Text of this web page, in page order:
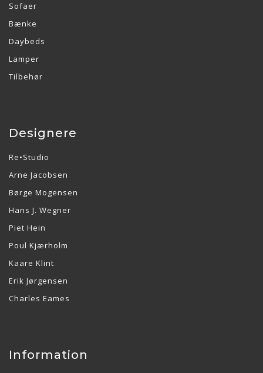
Sofaer
Bænke
Daybeds
Lamper
Tilbehør
Designere
Re•Studio
Arne Jacobsen
Børge Mogensen
Hans J. Wegner
Piet Hein
Poul Kjærholm
Kaare Klint
Erik Jørgensen
Charles Eames
Information